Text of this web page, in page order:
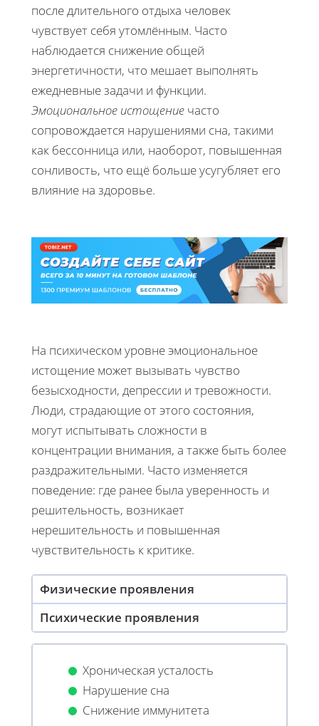
после длительного отдыха человек
чувствует себя утомлённым. Часто
наблюдается снижение общей
энергетичности, что мешает выполнять
ежедневные задачи и функции.
Эмоциональное истощение часто
сопровождается нарушениями сна, такими
как бессонница или, наоборот, повышенная
сонливость, что ещё больше усугубляет его
влияние на здоровье.
На психическом уровне эмоциональное
истощение может вызывать чувство
безысходности, депрессии и тревожности.
Люди, страдающие от этого состояния,
могут испытывать сложности в
концентрации внимания, а также быть более
раздражительными. Часто изменяется
поведение: где ранее была уверенность и
решительность, возникает
нерешительность и повышенная
чувствительность к критике.
Физические проявления
Психические проявления
Хроническая усталость
Нарушение сна
Снижение иммунитета